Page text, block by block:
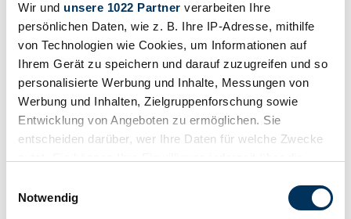
Wir und unsere 1022 Partner verarbeiten Ihre
persönlichen Daten, wie z. B. Ihre IP-Adresse, mithilfe
von Technologien wie Cookies, um Informationen auf
Ihrem Gerät zu speichern und darauf zuzugreifen und so
personalisierte Werbung und Inhalte, Messungen von
Werbung und Inhalten, Zielgruppenforschung sowie
Entwicklung von Angeboten zu ermöglichen. Sie
entscheiden darüber, wer Ihre Daten für welche Zwecke
Trigger Symbol ändern oder widerrufen
Notwendig
Händler
Limousine (4-Türen)